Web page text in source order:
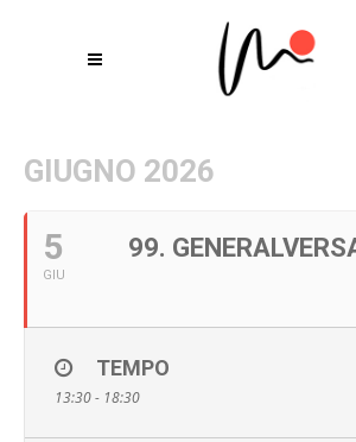
GIUGNO 2026
5
GIU
99.
TEMPO
13:30 - 18:30